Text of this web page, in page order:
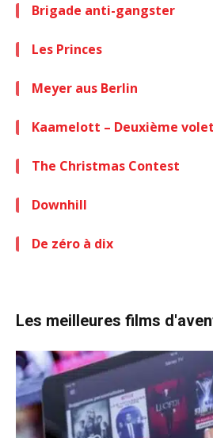
Brigade anti-gangster
Les Princes
Meyer aus Berlin
Kaamelott – Deuxième
The Christmas Contest
Downhill
De zéro à dix
Les meilleures films